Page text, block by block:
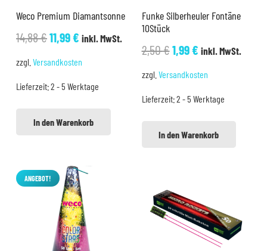
Weco Premium Diamantsonne
14,88€Ursprünglicher
14,88 €
11,99€Aktueller
11,99 €.
inkl. MwSt.
zzgl. Versandkosten
Lieferzeit:2 - 5 Werktage
In den Warenkorb
Funke Silberheuler Fontäne
10Stück
2,50€Ursprünglicher
2,50 €
1,99€Aktueller
1,99 €.
inkl. MwSt.
zzgl. Versandkosten
Lieferzeit:2 - 5 Werktage
In den Warenkorb
ANGEBOT!